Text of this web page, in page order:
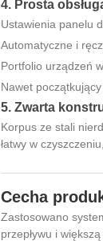
4. Prosta
Ustawienia panelu
Automatyczne i
Portfolio urządzeń
Nawet
5. Zwarta
Korpus ze stali
łatwy w
Cecha
Zastosowano
przepływu i większą